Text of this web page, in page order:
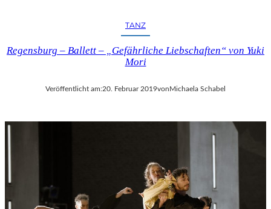
TANZ
Regensburg – Ballett – „Gefährliche Liebschaften“ von Yuki
Mori
Veröffentlicht am:20. Februar 2019vonMichaela Schabel